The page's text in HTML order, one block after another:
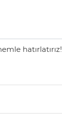
hatırlatırız!